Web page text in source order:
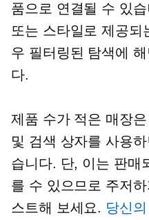
품으로 연결될 수 있
또는 스타일로 제공되
우 필터링된 탐색에
다.
제품 수가 적은 매장
및 검색 상자를 사용
습니다. 단, 이는 판매
를 수 있으므로 주저
스트해 보세요. 당신